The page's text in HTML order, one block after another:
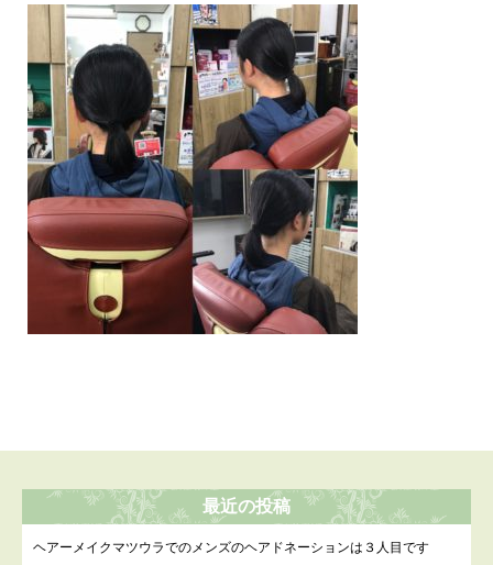
最近の投稿
ヘアーメイクマツウラでのメンズのヘアドネーションは３人目です